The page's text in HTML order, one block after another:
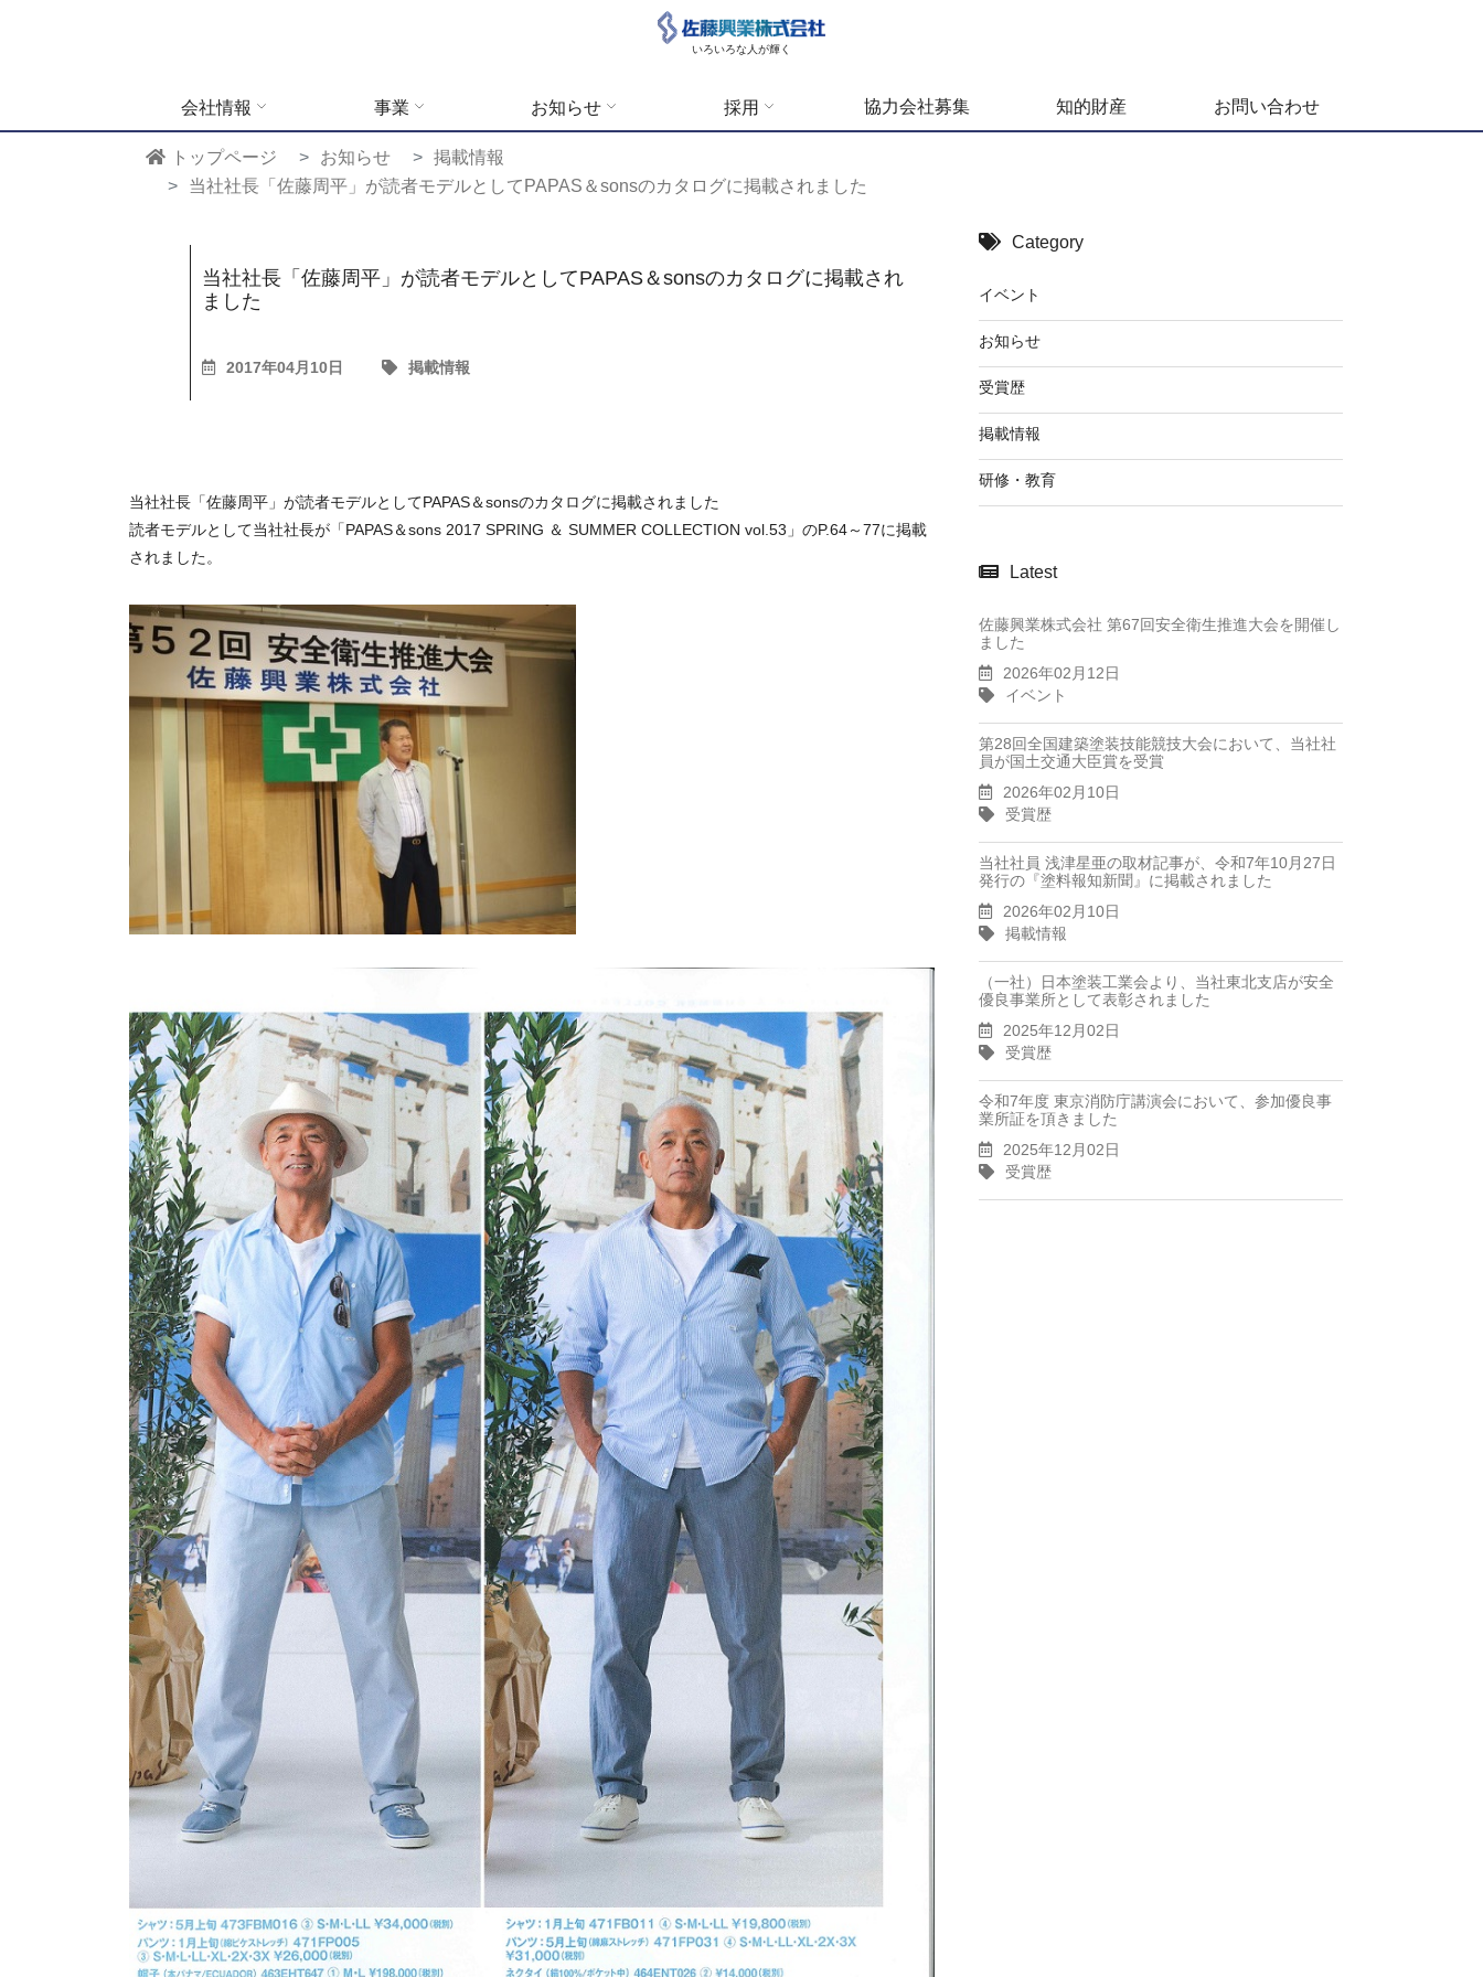
いろいろな人が輝く
会社情報 事業 お知らせ 採用 協力会社募集 知的財産 お問い合わせ
トップページ お知らせ
掲載情報
当社社長「佐藤周平」が読者モデルとしてPAPAS＆sonsのカタログに掲載されました
当社社長「佐藤周平」が読者モデルとしてPAPAS＆sonsのカタログに掲載され
ました
2017年04月10日 掲載情報
当社社長「佐藤周平」が読者モデルとしてPAPAS＆sonsのカタログに掲載されました
読者モデルとして当社社長が「PAPAS＆sons 2017 SPRING ＆ SUMMER COLLECTION vol.53」のP.64～77に掲載
されました。
Category
イベント
お知らせ
受賞歴
掲載情報
研修・教育
Latest
佐藤興業株式会社 第67回安全衛生推進大会を開催し
ました
2026年02月12日
イベント
第28回全国建築塗装技能競技大会において、当社社
員が国土交通大臣賞を受賞
2026年02月10日
受賞歴
当社社員 浅津星亜の取材記事が、令和7年10月27日
発行の『塗料報知新聞』に掲載されました
2026年02月10日
掲載情報
（一社）日本塗装工業会より、当社東北支店が安全
優良事業所として表彰されました
2025年12月02日
受賞歴
令和7年度 東京消防庁講演会において、参加優良事
業所証を頂きました
2025年12月02日
受賞歴